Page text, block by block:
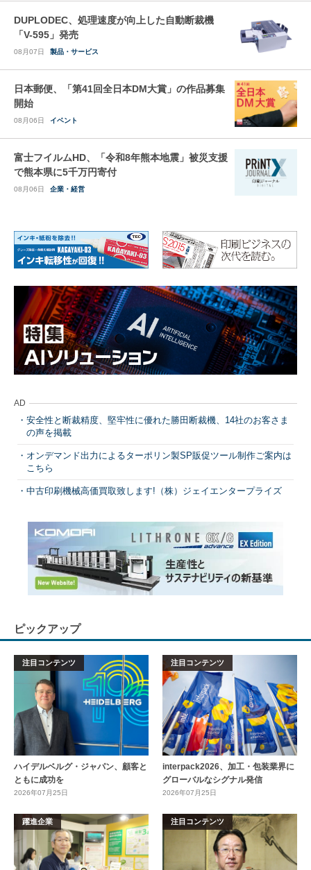
DUPLODEC、処理速度が向上した自動断裁機
「V-595」発売
08月07日 製品・サービス
日本郵便、「第41回全日本DM大賞」の作品募集
開始
08月06日 イベント
富士フイルムHD、「令和8年熊本地震」被災支援
で熊本県に5千万円寄付
08月06日 企業・経営
AD
安全性と断裁精度、堅牢性に優れた勝田断裁機、14社のお客さま
の声を掲載
オンデマンド出力によるターポリン製SP販促ツール制作ご案内は
こちら
中古印刷機械高価買取致します!（株）ジェイエンタープライズ
ピックアップ
注目コンテンツ
ハイデルベルグ・ジャパン、顧客と
ともに成功を
2026年07月25日
注目コンテンツ
interpack2026、加工・包装業界に
グローバルなシグナル発信
2026年07月25日
躍進企業 注目コンテンツ